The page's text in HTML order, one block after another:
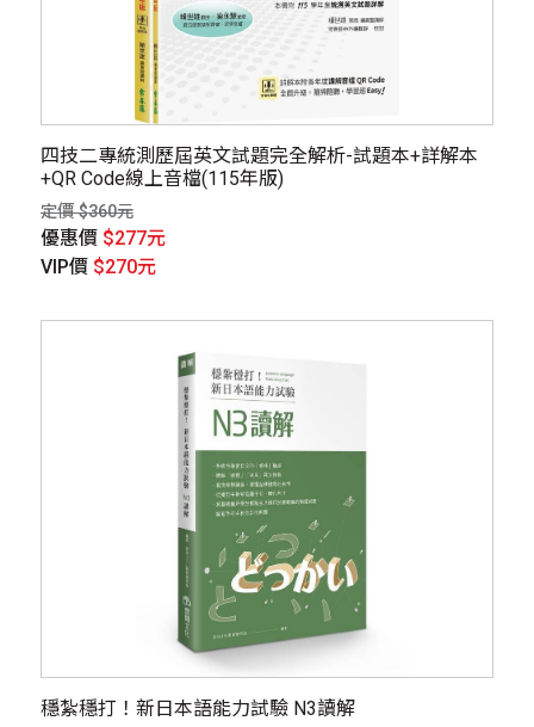
四技二專統測歷屆英文試題完全解析-試題本+詳解本
+QR Code線上音檔(115年版)
定價 $360元
優惠價 $277元
VIP價 $270元
穩紮穩打！新日本語能力試驗 N3讀解